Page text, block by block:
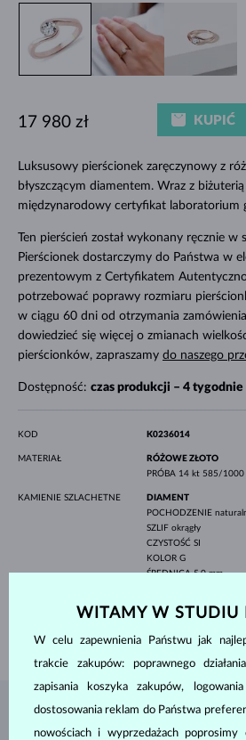
Luksusowy pierścionek zaręczynowy z
błyszczącym diamentem. Wraz z
międzynarodowy certyfikat laboratorium
Ten pierścień został wykonany ręcznie w
Pierścionek dostarczymy do Państwa w
prezentowym z Certyfikatem
potrzebować poprawy rozmiaru
w ciągu 60 dni od otrzymania
dowiedzieć się więcej o zmianach
pierścionków, zapraszamy do naszego
Dostępność: czas produkcji – 4 tygodnie
17 980 zł KUPIĆ
KOD K0236014
MATERIAŁ
RÓŻOWE ZŁOTO
PRÓBA 14 kt 585/1000
KAMIENIE SZLACHETNE
DIAMENT
POCHODZENIE
SZLIF okrągły
CZYSTOŚĆ SI
KOLOR G
ŚREDNICA5.0 mm
2.20 mm
WAGA 2.80 g
BIŻUTERIA Z
WITAMY W STUDIU
W celu zapewnienia Państwu jak
trakcie zakupów: poprawnego
zapisania koszyka zakupów,
dostosowania reklam do Państwa
nowościach i wyprzedażach